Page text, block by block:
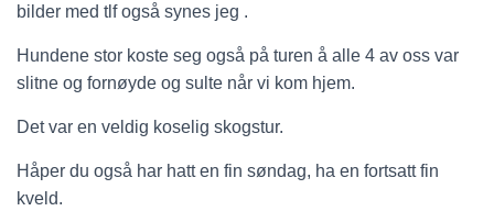
bilder med tlf også synes jeg .
Hundene stor koste seg også på turen å alle 4 av oss var
slitne og fornøyde og sulte når vi kom hjem.
Det var en veldig koselig skogstur.
Håper du også har hatt en fin søndag, ha en fortsatt fin
kveld.